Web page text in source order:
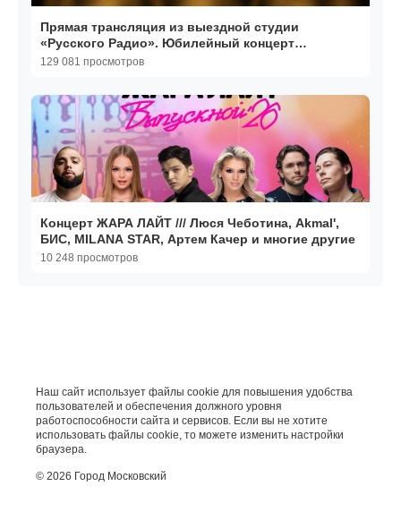
Прямая трансляция из выездной студии
«Русского Радио». Юбилейный концерт
«Золотого Граммофона».
129 081 просмотров
Концерт ЖАРА ЛАЙТ /// Люся Чеботина, Akmal',
БИС, MILANA STAR, Артем Качер и многие другие
10 248 просмотров
Наш сайт использует файлы cookie для повышения удобства
пользователей и обеспечения должного уровня
работоспособности сайта и сервисов. Если вы не хотите
использовать файлы cookie, то можете изменить настройки
браузера.
© 2026 Город Московский